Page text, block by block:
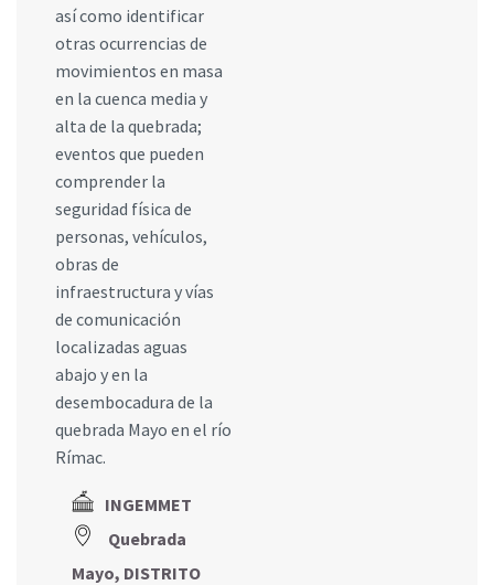
así como identificar
otras ocurrencias de
movimientos en masa
en la cuenca media y
alta de la quebrada;
eventos que pueden
comprender la
seguridad física de
personas, vehículos,
obras de
infraestructura y vías
de comunicación
localizadas aguas
abajo y en la
desembocadura de la
quebrada Mayo en el río
Rímac.
INGEMMET
Quebrada
Mayo, DISTRITO